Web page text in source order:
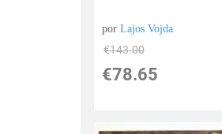
porLajos Vojda
€143.00
€78.65